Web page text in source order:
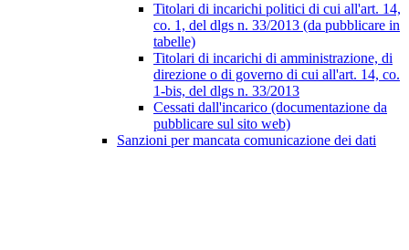
Titolari di incarichi politici di cui all'art. 14,
co. 1, del dlgs n. 33/2013 (da pubblicare in
tabelle)
Titolari di incarichi di amministrazione, di
direzione o di governo di cui all'art. 14, co.
1-bis, del dlgs n. 33/2013
Cessati dall'incarico (documentazione da
pubblicare sul sito web)
Sanzioni per mancata comunicazione dei dati